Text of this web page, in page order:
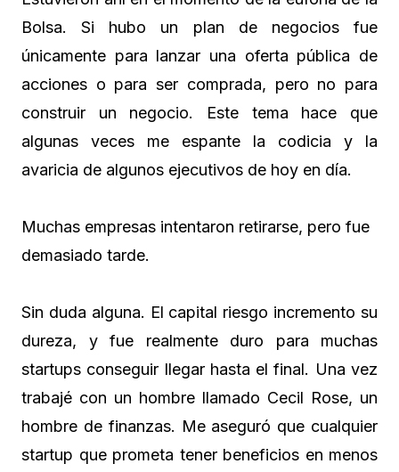
Bolsa. Si hubo un plan de negocios fue
únicamente para lanzar una oferta pública de
acciones o para ser comprada, pero no para
construir un negocio. Este tema hace que
algunas veces me espante la codicia y la
avaricia de algunos ejecutivos de hoy en día.
Muchas empresas intentaron retirarse, pero fue
demasiado tarde.
Sin duda alguna. El capital riesgo incremento su
dureza, y fue realmente duro para muchas
startups conseguir llegar hasta el final. Una vez
trabajé con un hombre llamado Cecil Rose, un
hombre de finanzas. Me aseguró que cualquier
startup que prometa tener beneficios en menos